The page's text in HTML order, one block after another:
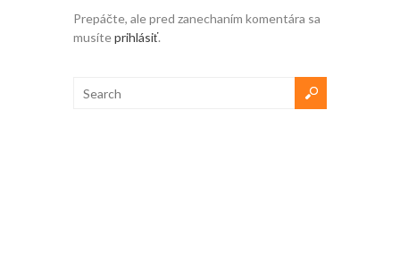
Prepáčte, ale pred zanechaním komentára sa
musíteprihlásiť.